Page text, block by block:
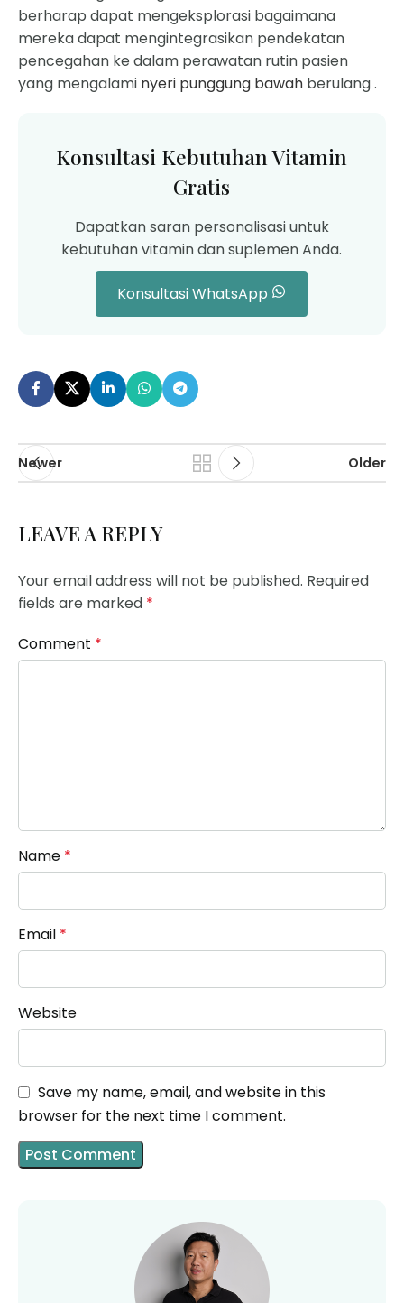
berharap dapat mengeksplorasi bagaimana
mereka dapat mengintegrasikan pendekatan
pencegahan ke dalam perawatan rutin pasien
yang mengalami nyeri punggung bawah berulang .
Konsultasi Kebutuhan Vitamin
Gratis
Dapatkan saran personalisasi untuk
kebutuhan vitamin dan suplemen Anda.
Konsultasi WhatsApp
Newer Older
LEAVE A REPLY
Your email address will not be published. Required
fields are marked *
Comment *
Name *
Email *
Website
Save my name, email, and website in this
browser for the next time I comment.